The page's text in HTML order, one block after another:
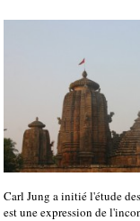
Carl Jung a initié l'étude
est une expression de